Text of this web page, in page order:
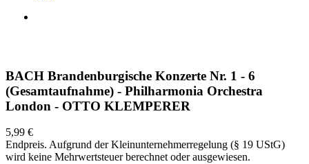
BACH Brandenburgische Konzerte Nr. 1 - 6
(Gesamtaufnahme) - Philharmonia Orchestra
London - OTTO KLEMPERER
5,99 €
Endpreis. Aufgrund der Kleinunternehmerregelung (§ 19 UStG)
wird keine Mehrwertsteuer berechnet oder ausgewiesen.